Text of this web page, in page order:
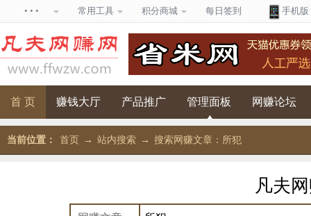
• • • 常用工具 积分商城 每日签到 手机版
首 页 赚钱大厅 产品推广 管理面板 网赚论坛
当前位置： 首页 → 站内搜索 → 搜索网赚文章：所犯
凡夫